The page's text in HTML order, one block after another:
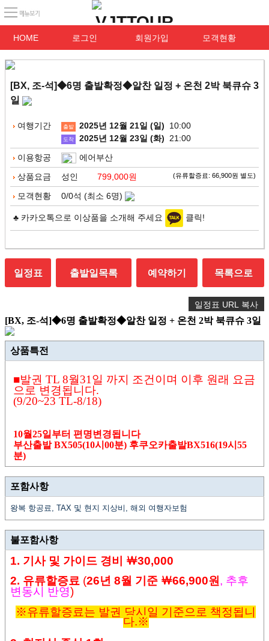
HOME 로그인 회원가입 모객현황
[BX, 조-석]◆6명 출발확정◆알찬 일정 + 온천 2박 북큐슈 3
일
여행기간 출발 2025년 12월 21일 (일) 10:00
도착 2025년 12월 23일 (화)
21:00
이용항공
에어부산
상품요금
성인 799,000원 (유류할증료: 66,900원 별도)
모객현황 0/0석 (최소 6명)
♣ 카카오톡으로 이상품을 소개해 주세요 클릭!
일정표 출발일목록 예약하기 목록으로